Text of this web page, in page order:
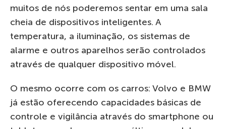
muitos de nós poderemos sentar em uma sala
cheia de dispositivos inteligentes. A
temperatura, a iluminação, os sistemas de
alarme e outros aparelhos serão controlados
através de qualquer dispositivo móvel.
O mesmo ocorre com os carros: Volvo e BMW
já estão oferecendo capacidades básicas de
controle e vigilância através do smartphone ou